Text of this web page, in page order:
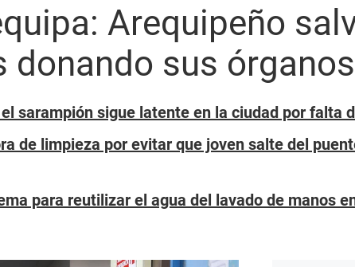
Arequipeño
donando sus órganos
sarampión sigue latente en la ciudad por falta
de limpieza por evitar que joven salte del
para reutilizar el agua del lavado de manos